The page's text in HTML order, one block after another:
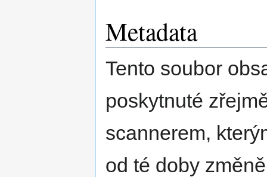
Metadata
Tento soubor
poskytnuté
scannerem,
od té doby